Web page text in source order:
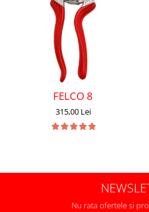
FELCO 8
315,00 Lei
Nu rata ofertele si